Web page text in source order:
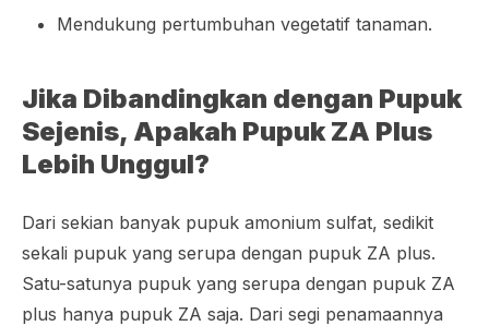
Mendukung pertumbuhan vegetatif tanaman.
Jika Dibandingkan dengan Pupuk
Sejenis, Apakah Pupuk ZA Plus
Lebih Unggul?
Dari sekian banyak pupuk amonium sulfat, sedikit
sekali pupuk yang serupa dengan pupuk ZA plus.
Satu-satunya pupuk yang serupa dengan pupuk ZA
plus hanya pupuk ZA saja. Dari segi penamaannya